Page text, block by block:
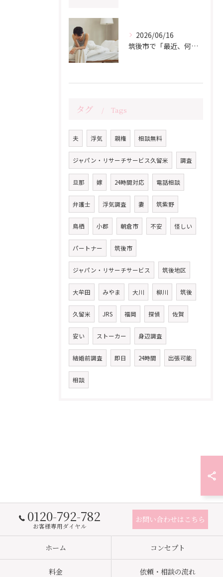
2026/06/16
筑後市で「最近、何か違う…」と感じているあなたへ
タグ Tags
夫 浮気 親権 相談無料
ジャパン・リサーチサービス久留米 調査
旦那 嫁 24時間対応 電話相談
弁護士 浮気調査 妻 筑紫野
鳥栖 小郡 朝倉市 不安 怪しい
パートナー 筑後市
ジャパン・リサーチサービス 筑後地区
大牟田 みやま 大川 柳川 筑後
久留米 JRS 福岡 探偵 佐賀
安い ストーカー 身辺調査
結婚前調査 即日 24時間 出張可能
相談
0120-792-782
お客様専用ダイヤル
お問い合わせはこちら
ホーム コンセプト
料金 依頼・相談の流れ